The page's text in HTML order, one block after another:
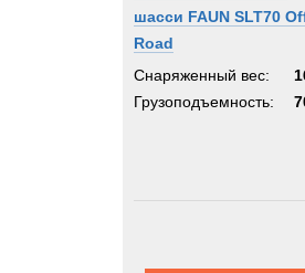
шасси FAUN SLT70
Road
Снаряженный вес:
Грузоподъемность: